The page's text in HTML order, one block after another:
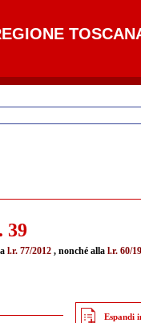
39
l.r. 77/2012 , nonché alla l.r. 60/
Espandi